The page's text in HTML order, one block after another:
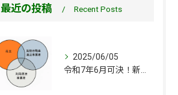
最近の投稿 Recent Posts
2025/06/05